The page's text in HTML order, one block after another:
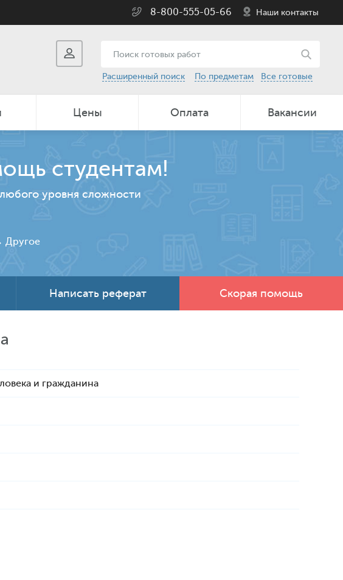
8-800-555-05-66 Наши контакты
Расширенный поиск По предметам Все готовые
Цены Оплата Вакансии
студентам!
уровня сложности
Другое
Написать реферат Скорая помощь
и гражданина